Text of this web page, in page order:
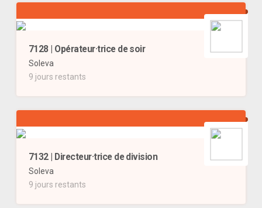
7128 | Opérateur·trice de soir
Soleva
9 jours restants
7132 | Directeur·trice de division
Soleva
9 jours restants